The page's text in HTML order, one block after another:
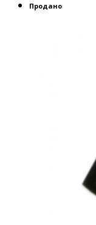
Продано